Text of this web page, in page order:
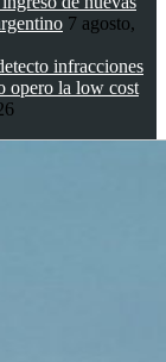
7 agosto,
infracciones
opero la low cost